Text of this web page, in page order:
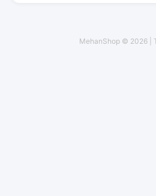
MehanShop © 2026 |